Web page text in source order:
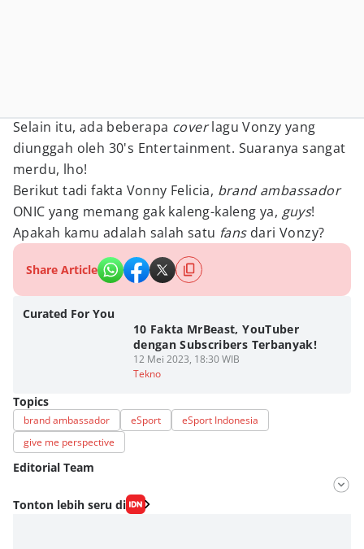
Selain itu, ada beberapa coverlagu Vonzy yang
diunggah oleh 30's Entertainment. Suaranya sangat
merdu, lho!
Berikut tadi fakta Vonny Felicia, brand ambassador
ONIC yang memang gak kaleng-kaleng ya, guys!
Apakah kamu adalah salah satu fansdari Vonzy?
Share Article
Curated For You
10 Fakta MrBeast, YouTuber
dengan Subscribers Terbanyak!
12 Mei 2023, 18:30 WIB
Tekno
Topics
brand ambassador eSport
eSport Indonesia
give me perspective
Editorial Team
Editor
Nadia Agatha Pramesthi
Tonton lebih seru di